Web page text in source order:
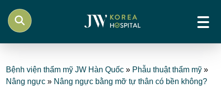
Bệnh viện thẩm mỹ JW Hàn Quốc » Phẫu thuật thẩm mỹ »
Nâng ngực » Nâng ngực bằng mỡ tự thân có bền không?